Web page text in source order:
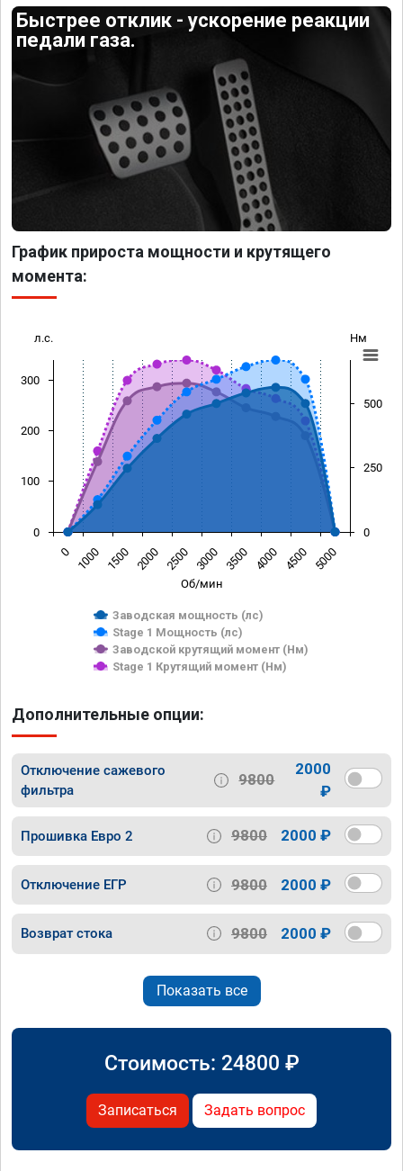
Быстрее отклик - ускорение реакции
педали газа.
График прироста мощности и крутящего
момента:
Об/мин
л.с. Нм
Заводская мощность (лс)
Stage 1 Мощность (лс)
Заводской крутящий момент (Нм)
Stage 1 Крутящий момент (Нм)
0 1000 1500 2000 2500 3000 3500 4000 4500 5000
0
100
200
300
0
250
500
Дополнительные опции:
Отключение сажевого
фильтра
9800
2000
₽
Прошивка Евро 2 9800 2000 ₽
Отключение ЕГР 9800 2000 ₽
Возврат стока 9800 2000 ₽
Показать все
Стоимость: 24800 ₽
Записаться Задать вопрос